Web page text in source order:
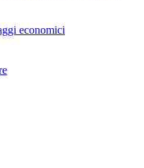
economici